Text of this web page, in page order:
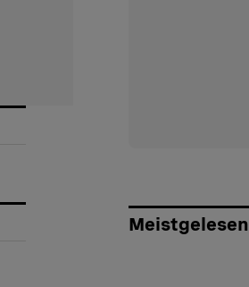
Meistgelesen